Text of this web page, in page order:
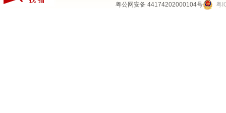
粤公网安备 44174202000104号 粤